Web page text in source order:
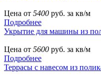
Цена от 5400 руб. за кв/м
Подробнее
Укрытие для машины из
Цена от 5600 руб. за кв/м
Подробнее
Террасы с навесом из